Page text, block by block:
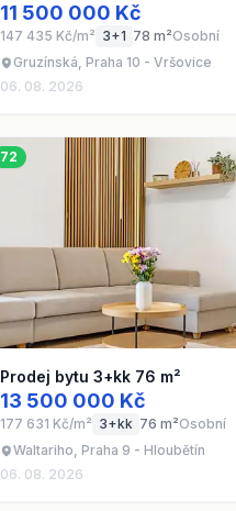
11 500 000 Kč
147 435 Kč/m² 3+1 78 m²Osobní
Gruzínská, Praha 10 - Vršovice
06. 08. 2026
72
Prodej bytu 3+kk 76 m²
13 500 000 Kč
177 631 Kč/m² 3+kk 76 m²Osobní
Waltariho, Praha 9 - Hloubětín
06. 08. 2026